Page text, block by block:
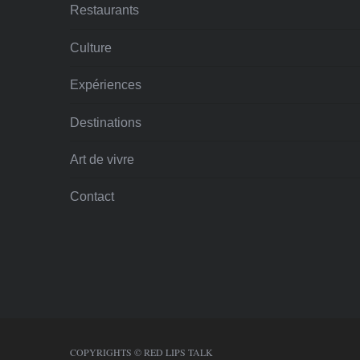
Restaurants
Culture
Expériences
Destinations
Art de vivre
Contact
COPYRIGHTS © RED LIPS TALK